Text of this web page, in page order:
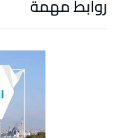
روابط مهمة